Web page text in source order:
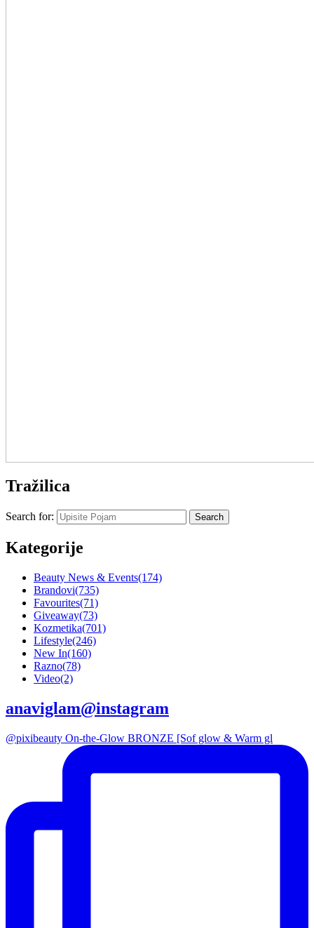
Tražilica
Search for:
Kategorije
Beauty News & Events(174)
Brandovi(735)
Favourites(71)
Giveaway(73)
Kozmetika(701)
Lifestyle(246)
New In(160)
Razno(78)
Video(2)
anaviglam@instagram
@pixibeauty On-the-Glow BRONZE [Sof glow & Warm gl